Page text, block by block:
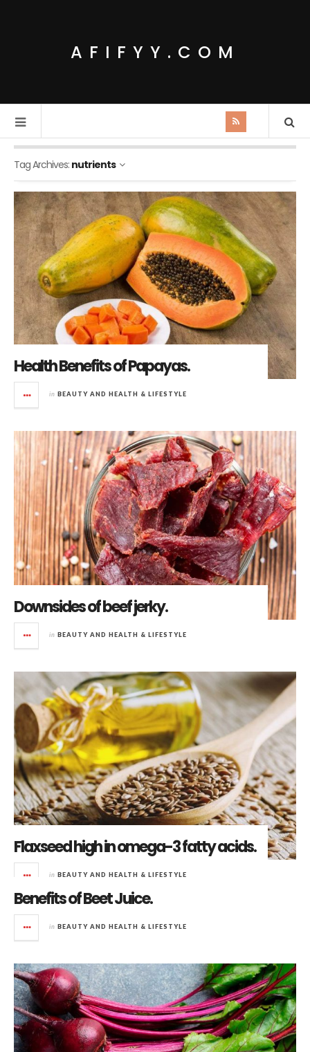
AFIFYY.COM
Tag Archives: nutrients
Health Benefits of Papayas.
in BEAUTY AND HEALTH & LIFESTYLE
Downsides of beef jerky.
in BEAUTY AND HEALTH & LIFESTYLE
Flaxseed high in omega-3 fatty acids.
in BEAUTY AND HEALTH & LIFESTYLE
Benefits of Beet Juice.
in BEAUTY AND HEALTH & LIFESTYLE